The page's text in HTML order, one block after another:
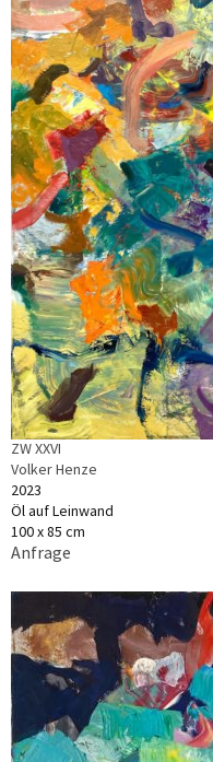
ZW XXVI
Volker Henze
2023
Öl auf Leinwand
100 x 85 cm
Anfrage